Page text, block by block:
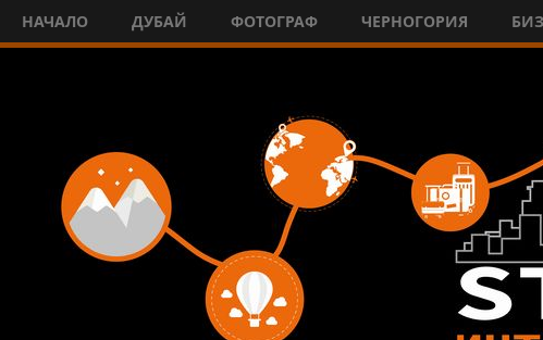
НАЧАЛО ДУБАЙ ФОТОГРАФ ЧЕРНОГОРИЯ